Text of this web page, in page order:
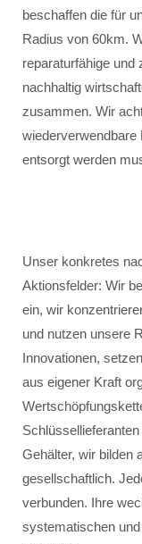
beschaffen die für
Radius von 60km.
reparaturfähige und
nachhaltig
zusammen. Wir
wiederverwendbare
entsorgt werden
Unser konkretes
Aktionsfelder: Wir
ein, wir
und nutzen unsere
Innovationen,
aus eigener Kraft
Gehälter, wir bilden
gesellschaftlich.
verbunden. Ihre
systematischen